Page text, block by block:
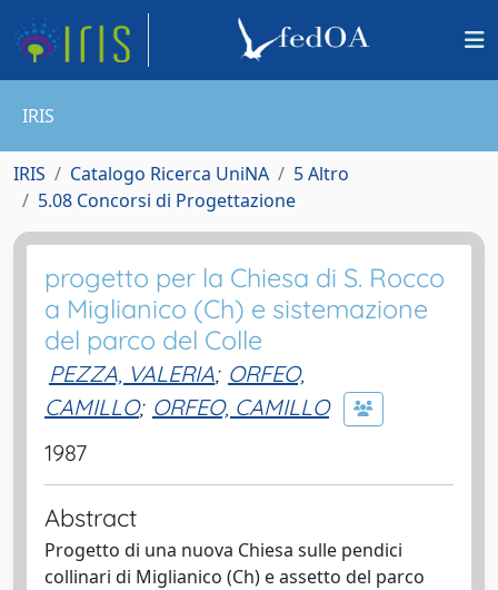
IRIS
IRIS Catalogo Ricerca UniNA
5 Altro
5.08 Concorsi di Progettazione
progetto per la Chiesa di S. Rocco
a Miglianico (Ch) e sistemazione
del parco del Colle
PEZZA, VALERIA; ORFEO,
CAMILLO; ORFEO, CAMILLO
1987
Abstract
Progetto di una nuova Chiesa sulle pendici
collinari di Miglianico (Ch) e assetto del parco